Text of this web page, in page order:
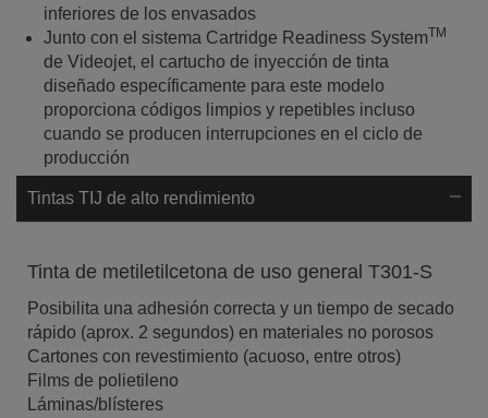
inferiores de los envasados
Junto con el sistema Cartridge Readiness SystemTM
de Videojet, el cartucho de inyección de tinta
diseñado específicamente para este modelo
proporciona códigos limpios y repetibles incluso
cuando se producen interrupciones en el ciclo de
producción
Tintas TIJ de alto rendimiento
Tinta de metiletilcetona de uso general T301-S
Posibilita una adhesión correcta y un tiempo de secado
rápido (aprox. 2 segundos) en materiales no porosos
Cartones con revestimiento (acuoso, entre otros)
Films de polietileno
Láminas/blísteres